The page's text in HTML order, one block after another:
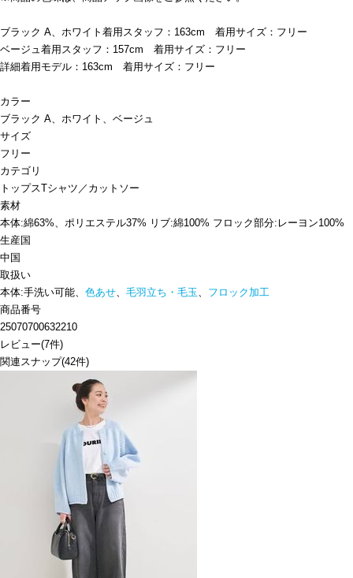
ブラック A、ホワイト着用スタッフ：163cm 着用サイズ：フリー
ベージュ着用スタッフ：157cm 着用サイズ：フリー
詳細着用モデル：163cm 着用サイズ：フリー
カラー
ブラック A、ホワイト、ベージュ
サイズ
フリー
カテゴリ
トップスTシャツ／カットソー
素材
本体:綿63%、ポリエステル37% リブ:綿100% フロック部分:レーヨン100%
生産国
中国
取扱い
本体:手洗い可能、 色あせ、 毛羽立ち・毛玉、 フロック加工
商品番号
25070700632210
レビュー(7件)
関連スナップ(42件)